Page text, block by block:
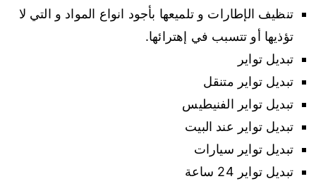
تنظيف الإطارات و تلميعها بأجود انواع المواد و التي لا
تؤذيها أو تتسبب في إهترائها.
تبديل تواير
تبديل تواير متنقل
تبديل تواير الفنيطيس
تبديل تواير عند البيت
تبديل تواير سيارات
تبديل تواير 24 ساعة